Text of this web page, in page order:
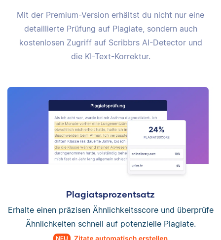
Mit der Premium-Version erhältst du nicht nur eine
detaillierte Prüfung auf Plagiate, sondern auch
kostenlosen Zugriff auf Scribbrs AI-Detector und
die KI-Text-Korrektur.
Plagiatsprozentsatz
Erhalte einen präzisen Ähnlichkeitsscore und überprüfe
Ähnlichkeiten schnell auf potenzielle Plagiate.